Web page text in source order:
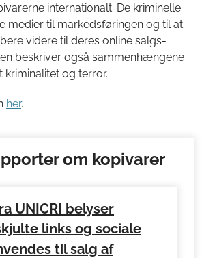
internationalt. De kriminelle
medier til markedsføringen og til at
videre til deres online salgs-
beskriver også sammenhængene
og terror.
her.
om kopivarer
UNICRI belyser
links og sociale
til salg af